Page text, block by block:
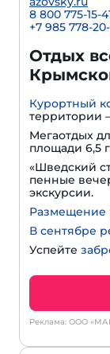
8 800 775-15-
+7 985 778-
Отдых
Курортный
территории
Мегаотдых
площади 6,5
«Шведский
пенные
экскурсии.
Размещение
В сентябре
Успейте
Реклама: ООО